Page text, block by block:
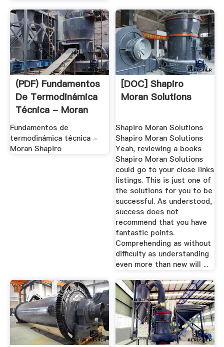
(PDF) Fundamentos
De Termodinámica
Técnica - Moran
Shapiro ...
Fundamentos de
termodinámica técnica -
Moran Shapiro
[DOC] Shapiro
Moran Solutions
Shapiro Moran Solutions
Shapiro Moran Solutions
Yeah, reviewing a books
Shapiro Moran Solutions
could go to your close links
listings. This is just one of
the solutions for you to be
successful. As understood,
success does not
recommend that you have
fantastic points.
Comprehending as without
difficulty as understanding
even more than new will ...